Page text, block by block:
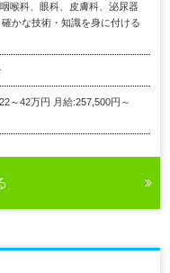
喉科、眼科、皮膚科、泌尿器
かな技術・知識を身に付ける
～42万円 月給:257,500円～